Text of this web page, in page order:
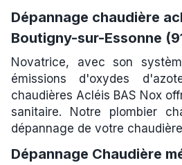
Dépannage chaudière
Boutigny-sur-Essonne
Novatrice, avec son
émissions d'oxydes
chaudières Acléis BAS Nox
sanitaire. Notre plombier
dépannage de votre
Dépannage Chaudière